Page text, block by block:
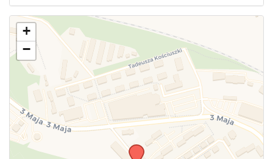
Użyj tego formularza aby przesłać informację o
zmianach w powyższym mityngu.
+
−